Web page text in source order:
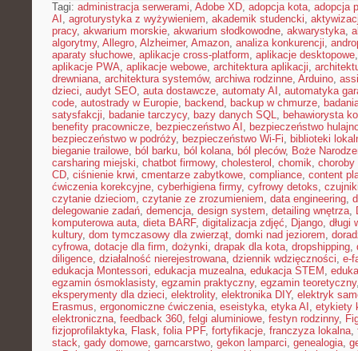
Tagi: administracja serwerami, Adobe XD, adopcja kota, adopcja
AI , agroturystyka z wyżywieniem, akademik studencki,
pracy, akwarium morskie, akwarium słodkowodne, akwarystyka,
algorytmy, Allegro, Alzheimer, Amazon, analiza konkurencji,
aparaty słuchowe, aplikacje cross-platform, aplikacje desktopowe
aplikacje PWA, aplikacje webowe, architektura aplikacji,
drewniana, architektura systemów, archiwa rodzinne, Arduino,
dzieci, audyt SEO, auta dostawcze, automaty AI , automatyka
code, autostrady w Europie, backend, backup w chmurze,
satysfakcji, badanie tarczycy, bazy danych SQL, behawiorysta
benefity pracownicze, bezpieczeństwo AI , bezpieczeństwo
bezpieczeństwo w podróży, bezpieczeństwo Wi-Fi, biblioteki
bieganie trailowe, ból barku, ból kolana, ból pleców, Boże
carsharing miejski, chatbot firmowy, cholesterol , chomik, choroby
CD, ciśnienie krwi, cmentarze zabytkowe, compliance, content
ćwiczenia korekcyjne, cyberhigiena firmy, cyfrowy detoks,
czytanie dzieciom, czytanie ze zrozumieniem, data engineering,
delegowanie zadań, demencja, design system, detailing wnętrza,
komputerowa auta, dieta BARF, digitalizacja zdjęć, Django, długi
kultury, dom tymczasowy dla zwierząt, domki nad jeziorem,
cyfrowa, dotacje dla firm, dożynki, drapak dla kota, dropshipping,
diligence, działalność nierejestrowana, dziennik wdzięczności, e-
edukacja Montessori, edukacja muzealna, edukacja STEM ,
egzamin ósmoklasisty, egzamin praktyczny, egzamin teoretyczny
eksperymenty dla dzieci, elektrolity, elektronika DIY, elektryk
Erasmus, ergonomiczne ćwiczenia, eseistyka, etyka AI , etykiety
elektroniczna, feedback 360, felgi aluminiowe, festyn rodzinny,
fizjoprofilaktyka, Flask, folia PPF, fortyfikacje, franczyza lokalna,
stack, gady domowe, garncarstwo, gekon lamparci, genealogia,